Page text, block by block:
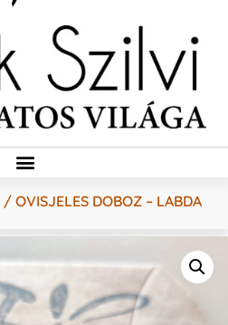
/ OVISJELES DOBOZ – LABDA